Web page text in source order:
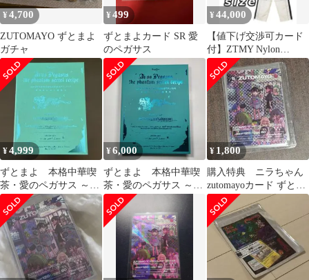
¥4,700
ZUTOMAYO ずとまよ
ガチャ
¥499
ずとまよカード SR 愛
のペガサス
¥44,000
【値下げ交渉可カード
付】ZTMY Nylon
Jackets & Pants L
¥4,999
ずとまよ 本格中華喫
茶・愛のペガサス ～羅
武の香辛龍～ 初回限定
版
¥6,000
ずとまよ 本格中華喫
茶・愛のペガサス ～羅
武の香辛龍～ Blu-ray
初回限定盤
¥ 1,800
購入特典 ニラちゃん
zutomayoカード ずとま
よ